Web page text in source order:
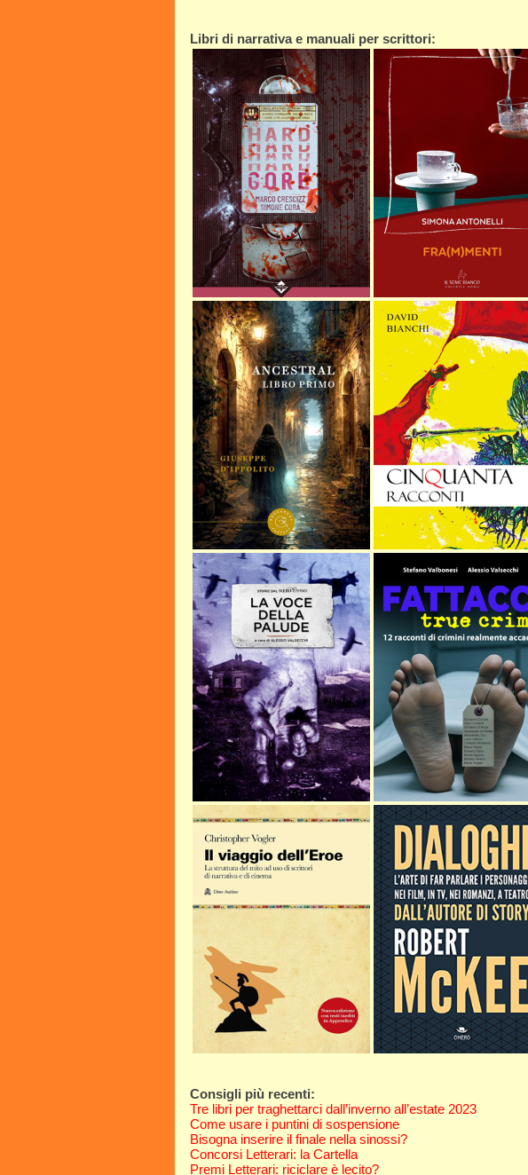
Libri di narrativa e manuali per scrittori:
Consigli più recenti:
Tre libri per traghettarci dall’inverno all’estate 2023
Come usare i puntini di sospensione
Bisogna inserire il finale nella sinossi?
Concorsi Letterari: la Cartella
Premi Letterari: riciclare è lecito?